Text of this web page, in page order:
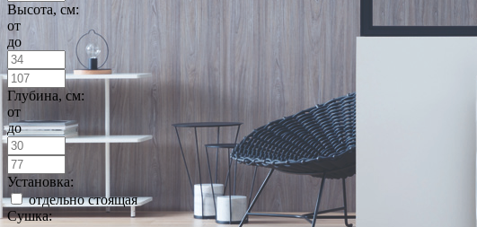
Высота, см:
от
до
Глубина, см:
от
до
Установка:
отдельно стоящая
Сушка: